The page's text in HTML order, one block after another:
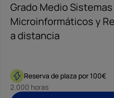
Grado Medio Sistemas
Microinformáticos y
a distancia
Reserva de plaza por 100€
2.000 horas